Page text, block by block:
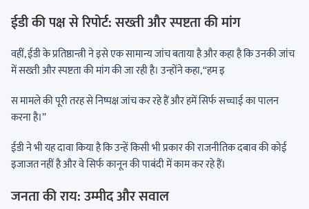
ईडी की पक्ष से रिपोर्ट: सख्ती और स्पष्टता की मांग
वहीं, ईडी के प्रतिष्ठान्त्री ने इसे एक सामान्य जांच बताया है और कहा है कि उनकी जांच
में सख्ती और स्पष्टता की मांग की जा रही है। उन्होंने कहा, “हम इ
स मामले की पूरी तरह से निष्पक्ष जांच कर रहे हैं और हमें सिर्फ सच्चाई का पालन
करना है।”
ईडी ने भी यह दावा किया है कि उन्हें किसी भी प्रकार की राजनीतिक दबाव की कोई
इजाजत नहीं है और वे सिर्फ कानून की पाबंदी में काम कर रहे हैं।
जनता की राय: उम्मीद और सवाल